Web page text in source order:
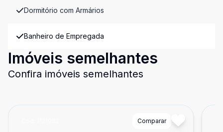
Dormitório com Armários
Banheiro de Empregada
Imóveis semelhantes
Confira imóveis semelhantes
Comparar